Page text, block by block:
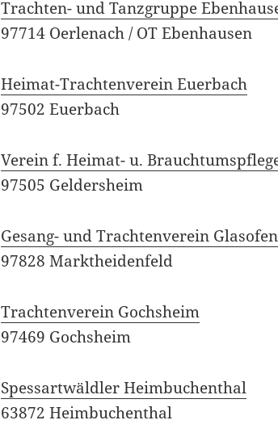
Trachten- und Tanzgruppe
97714 Oerlenach / OT Ebenhausen
Heimat-Trachtenverein Euerbach
97502 Euerbach
Verein f. Heimat- u.
97505 Geldersheim
Gesang- und Trachtenverein Glasofen
97828 Marktheidenfeld
Trachtenverein Gochsheim
97469 Gochsheim
Spessartwäldler Heimbuchenthal
63872 Heimbuchenthal